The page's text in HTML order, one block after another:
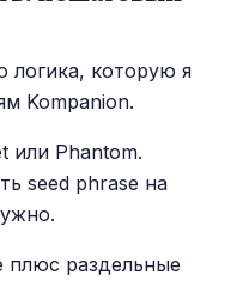
логика, которую я
Kompanion.
или Phantom.
seed phrase на
плюс раздельные